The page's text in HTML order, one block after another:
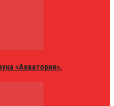
«Акватория».